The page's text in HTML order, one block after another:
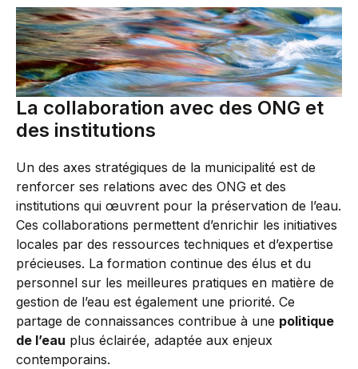
La collaboration avec des ONG et
des institutions
Un des axes stratégiques de la municipalité est de
renforcer ses relations avec des ONG et des
institutions qui œuvrent pour la préservation de l’eau.
Ces collaborations permettent d’enrichir les initiatives
locales par des ressources techniques et d’expertise
précieuses. La formation continue des élus et du
personnel sur les meilleures pratiques en matière de
gestion de l’eau est également une priorité. Ce
partage de connaissances contribue à une politique
de l’eau plus éclairée, adaptée aux enjeux
contemporains.